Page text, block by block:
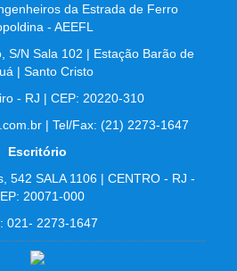
da Estrada de Ferro
- AEEFL
S/N Sala 102 | Estação Barão de
| Santo Cristo
- RJ | CEP: 20220-310
| Tel/Fax: (21) 2273-1647
Escritório
542 SALA 1106 | CENTRO - RJ -
20071-000
021- 2273-1647